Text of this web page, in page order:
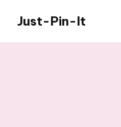
content
Just-Pin-It